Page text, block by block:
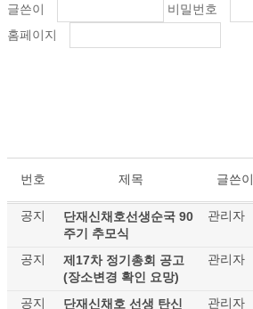
글쓴이
비밀번호
홈페이지
번호 제목 글쓴이
공지
단재신채호선생순국 90
주기 추모식
관리자
공지
제17차 정기총회 공고
(장소변경 확인 요망)
관리자
공지
단재신채호 선생 탄신
관리자